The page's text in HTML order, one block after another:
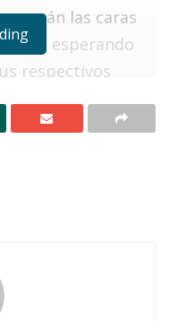
verán las caras
esperando
respectivos
cinco y media de